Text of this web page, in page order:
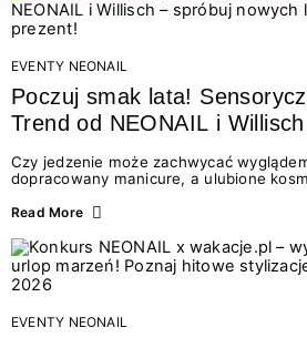
EVENTY NEONAIL
Poczuj smak lata!
Trend od NEONAIL i
nowych lodów i odbierz
Czy jedzenie może zachwycać
dopracowany manicure, a ulubione
świata beauty i oszałamiających
zmysłami: przez soczysty kolor,
orzeźwiający zapach i słodki akcent na
NEONAIL łączy siły z marką Willisch,
na styku jedzenia i piękna....
Read More
EVENTY NEONAIL